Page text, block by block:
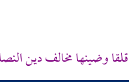
وضينها مخالف دين